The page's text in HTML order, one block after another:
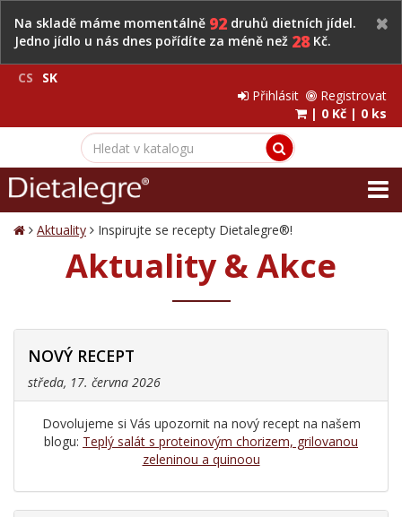
Na skladě máme momentálně 92 druhů dietních jídel.
Jedno jídlo u nás dnes pořídíte za méně než 28Kč.
CS
SK
Přihlásit
Registrovat
| 0 Kč | 0 ks
Aktuality Inspirujte se recepty Dietalegre®︎!
Aktuality & Akce
NOVÝ RECEPT
středa, 17. června 2026
Dovolujeme si Vás upozornit na nový recept na našem
blogu: Teplý salát s proteinovým chorizem, grilovanou
zeleninou a quinoou